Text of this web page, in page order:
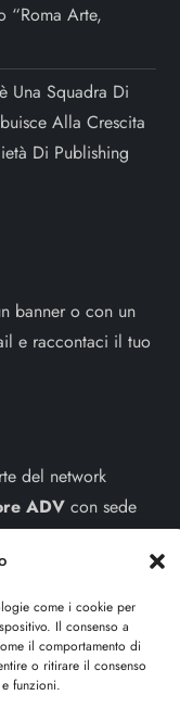
come i cookie per
Il consenso a
il comportamento di
o ritirare il consenso
funzioni.
“Roma Arte,
Una Squadra Di
Alla Crescita
Di Publishing
banner o con un
e raccontaci il tuo
del network
ADV con sede